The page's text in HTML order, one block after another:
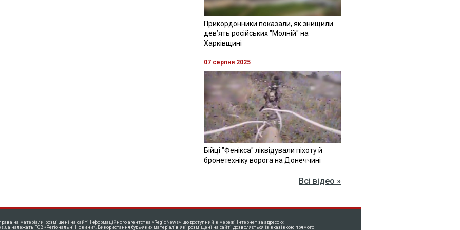
Прикордонники показали, як знищили
девʼять російських "Молній" на
Харківщині
07 серпня 2025
Бійці "Фенікса" ліквідували піхоту й
бронетехніку ворога на Донеччині
Всі відео »
на матеріали, розміщені на сайті Інформаційного агентства «RegioNews», що доступний в мережі Інтернет за адресою:
належать ТОВ «Регіональні Новини». Використання будь-яких матеріалів, які розміщені на сайті, дозволяється із вказівкою прямого